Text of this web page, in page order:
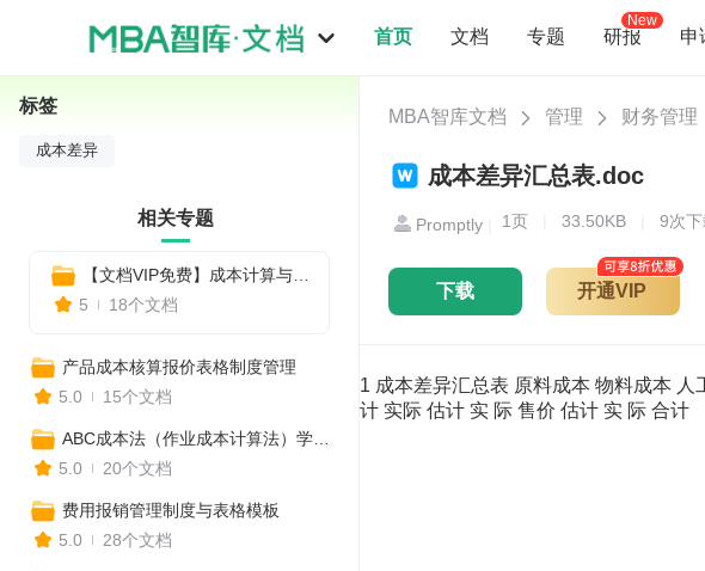
首页 文档 专题 研报
New
申
MBA智库文档 管理 财务管理
成本差异汇总表.doc
Promptly 1页 33.50KB 9次下
下载 开通VIP
1 成本差异汇总表 原料成本 物料成本
计 实际 估计 实 际 售价 估计 实 际 合计
标签
成本差异
相关专题
5
18个文档
产品成本核算报价表格制度管理
5.0
15个文档
5.0
20个文档
费用报销管理制度与表格模板
5.0
28个文档